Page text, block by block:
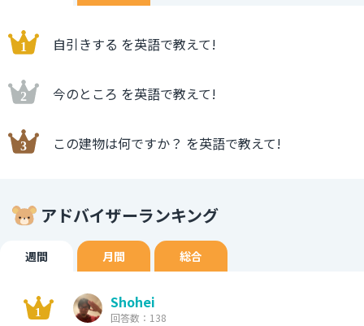
自引きする を英語で教えて!
今のところ を英語で教えて!
この建物は何ですか？ を英語で教えて!
アドバイザーランキング
週間 月間 総合
Shohei
回答数：138